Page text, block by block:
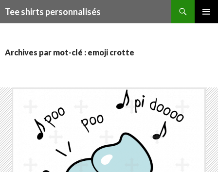
Tee shirts personnalisés
Archives par mot-clé : emoji crotte